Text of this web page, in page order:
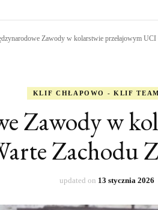
Zawody w kolarstwie przełajowym
KLIF CHŁAPOWO - KLIF
Zawody w
Zachodu
updated on 13 stycznia 2026